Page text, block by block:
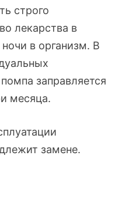
строго
лекарства в
в организм. В
заправляется
месяца.
замене.